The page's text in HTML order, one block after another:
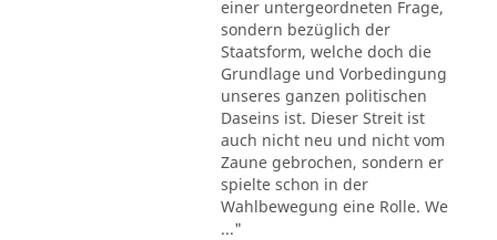
einer untergeordneten Frage,
sondern bezüglich der
Staatsform, welche doch die
Grundlage und Vorbedingung
unseres ganzen politischen
Daseins ist. Dieser Streit ist
auch nicht neu und nicht vom
Zaune gebrochen, sondern er
spielte schon in der
Wahlbewegung eine Rolle. We
..."